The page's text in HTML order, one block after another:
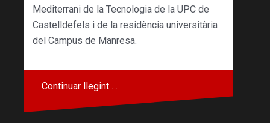
Mediterrani de la Tecnologia de la UPC de
Castelldefels i de la residència universitària
del Campus de Manresa.
Continuar llegint …